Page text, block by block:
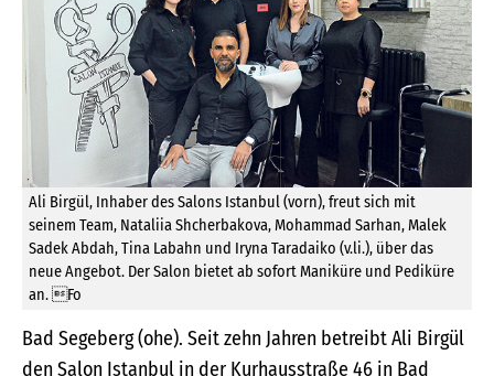
Ali Birgül, Inhaber des Salons Istanbul (vorn), freut sich mit
seinem Team, Nataliia Shcherbakova, Mohammad Sarhan, Malek
Sadek Abdah, Tina Labahn und Iryna Taradaiko (v.li.), über das
neue Angebot. Der Salon bietet ab sofort Maniküre und Pediküre
an. Fo
Bad Segeberg (ohe). Seit zehn Jahren betreibt Ali Birgül
den Salon Istanbul in der Kurhausstraße 46 in Bad